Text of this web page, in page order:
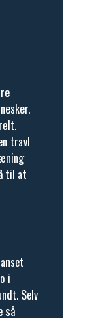
travl
til at
i
Selv
så